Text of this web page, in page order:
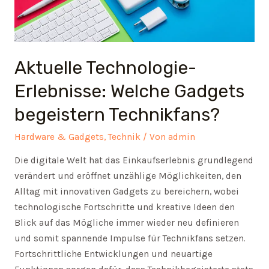
Aktuelle Technologie-
Erlebnisse: Welche Gadgets
begeistern Technikfans?
Hardware & Gadgets,Technik / Von admin
Die digitale Welt hat das Einkaufserlebnis grundlegend
verändert und eröffnet unzählige Möglichkeiten, den
Alltag mit innovativen Gadgets zu bereichern, wobei
technologische Fortschritte und kreative Ideen den
Blick auf das Mögliche immer wieder neu definieren
und somit spannende Impulse für Technikfans setzen.
Fortschrittliche Entwicklungen und neuartige